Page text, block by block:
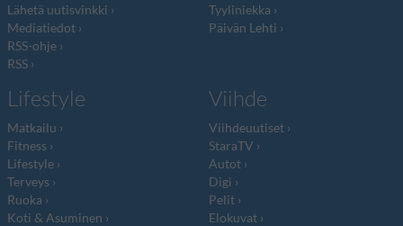
Lähetä uutisvinkki
Mediatiedot
RSS-ohje
RSS
Tyyliniekka
Päivän Lehti
Lifestyle
Matkailu
Fitness
Lifestyle
Terveys
Ruoka
Koti & Asuminen
Viihde
Viihdeuutiset
StaraTV
Autot
Digi
Pelit
Elokuvat